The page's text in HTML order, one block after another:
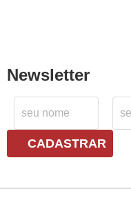
Newsletter
CADASTRAR